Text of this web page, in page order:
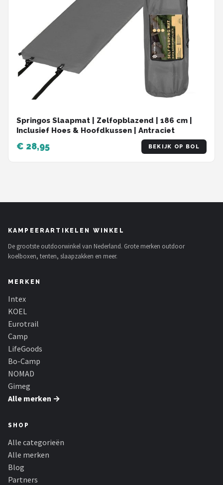
Springos Slaapmat | Zelfopblazend | 186 cm |
Inclusief Hoes & Hoofdkussen | Antraciet
€ 28,95 BEKIJK OP BOL
KAMPEERARTIKELEN WINKEL
De grootste outdoorwinkel van Nederland. Grote merken outdoor
koelboxen, tenten, slaapzakken en meer.
MERKEN
Intex
KOEL
Eurotrail
Camp
LifeGoods
Bo-Camp
NOMAD
Gimeg
Alle merken →
SHOP
Alle categorieën
Alle merken
Blog
Partners